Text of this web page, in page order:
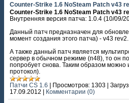
Counter-Strike 1.6 NoSteam Patch v43
Counter-Strike 1.6 NoSteam Patch v43
Внутренняя версия патча: 1.0.4 (10/09/
Данный патч предназначен для
момент создания этого патча) - v43 rev2.
А также данный патч является
сервер в обычном режиме (п48), то он
попробует снова. Таким образом можно
протокол).
Патчи CS 1.6 | Просмотров: 1303 |
17.09.2012 | Комментарии (0)